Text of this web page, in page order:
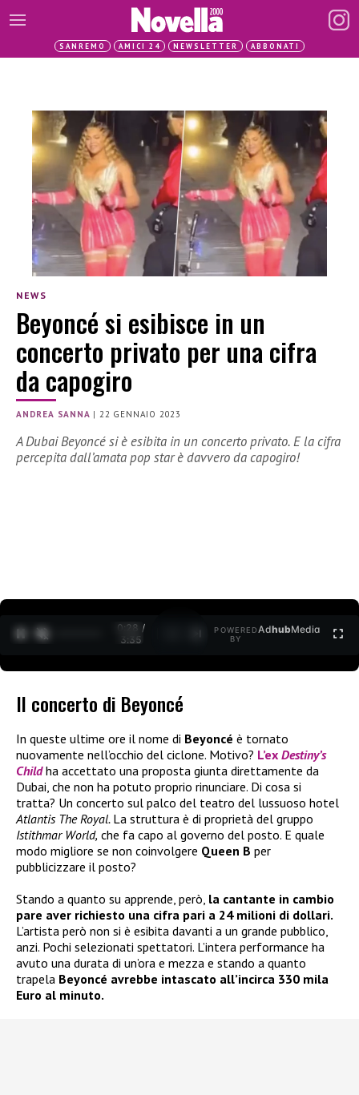
SANREMO AMICI 24 NEWSLETTER ABBONATI
NEWS
Beyoncé si esibisce in un
concerto privato per una cifra
da capogiro
ANDREA SANNA |22 GENNAIO 2023
A Dubai Beyoncé si è esibita in un concerto privato. E la cifra
percepita dall’amata pop star è davvero da capogiro!
0:29 /
3:35
POWERED
BY
AdhubMedia
Il concerto di Beyoncé
In queste ultime ore il nome di Beyoncé è tornato
nuovamente nell’occhio del ciclone. Motivo? L’ex Destiny’s
Childha accettato una proposta giunta direttamente da
Dubai, che non ha potuto proprio rinunciare. Di cosa si
tratta? Un concerto sul palco del teatro del lussuoso hotel
Atlantis The Royal. La struttura è di proprietà del gruppo
Istithmar World, che fa capo al governo del posto. E quale
modo migliore se non coinvolgere Queen B per
pubblicizzare il posto?
Stando a quanto su apprende, però, la cantante in cambio
pare aver richiesto una cifra pari a 24 milioni di dollari.
L’artista però non si è esibita davanti a un grande pubblico,
anzi. Pochi selezionati spettatori. L’intera performance ha
avuto una durata di un’ora e mezza e stando a quanto
trapela Beyoncé avrebbe intascato all’incirca 330 mila
Euro al minuto.